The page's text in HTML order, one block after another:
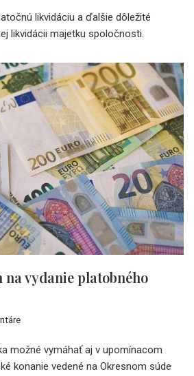
likvidáciu a ďalšie dôležité
likvidácii majetku spoločnosti.
vydanie platobného
možné vymáhať aj v upomínacom
konanie vedené na Okresnom súde